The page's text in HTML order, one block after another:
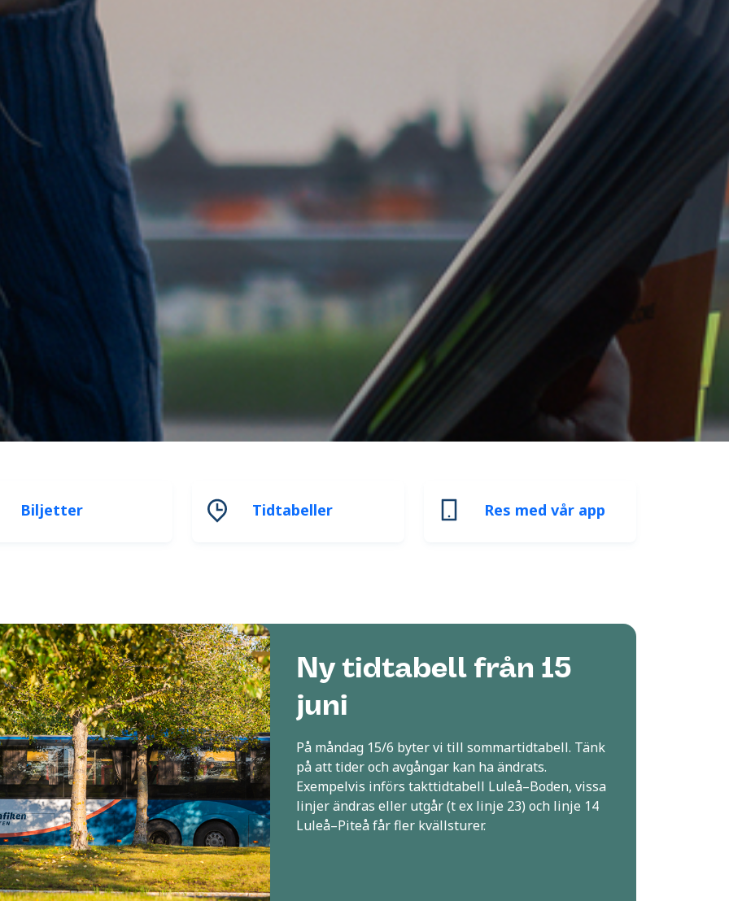
Biljetter Tidtabeller Res med vår app
Ny tidtabell från 15
juni
På måndag 15/6 byter vi till sommartidtabell. Tänk
på att tider och avgångar kan ha ändrats.
Exempelvis införs takttidtabell Luleå–Boden, vissa
linjer ändras eller utgår (t ex linje 23) och linje 14
Luleå–Piteå får fler kvällsturer.